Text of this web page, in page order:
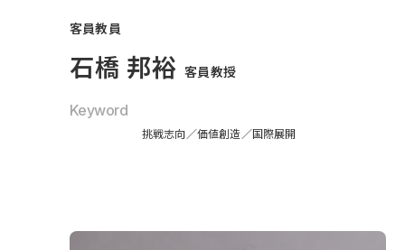
客員教員
石橋 邦裕 客員教授
Keyword
挑戦志向 価値創造 国際展開